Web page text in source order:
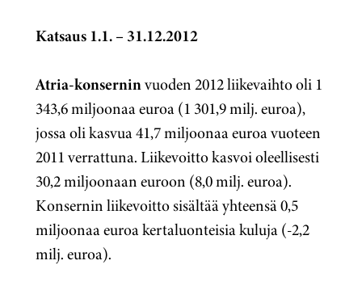
Katsaus 1.1. – 31.12.2012
Atria-konserninvuoden 2012 liikevaihto oli 1
343,6 miljoonaa euroa (1 301,9 milj. euroa),
jossa oli kasvua 41,7 miljoonaa euroa vuoteen
2011 verrattuna. Liikevoitto kasvoi oleellisesti
30,2 miljoonaan euroon (8,0 milj. euroa).
Konsernin liikevoitto sisältää yhteensä 0,5
miljoonaa euroa kertaluonteisia kuluja (-2,2
milj. euroa).